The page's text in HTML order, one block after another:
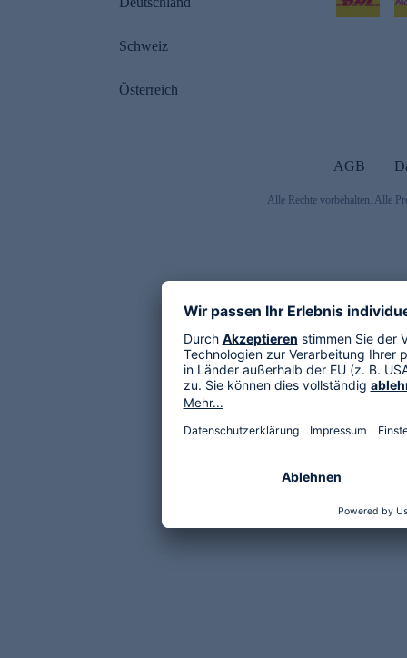
Schweiz
Österreich
AGB
Alle Rechte vorbehalten. Alle